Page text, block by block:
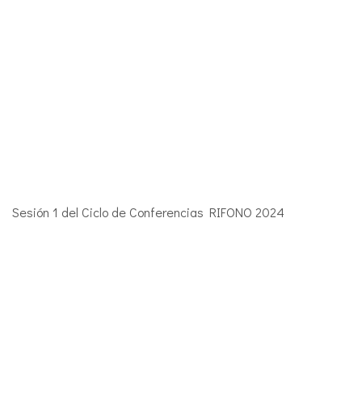
Sesión 1 del Ciclo de Conferencias RIFONO 2024